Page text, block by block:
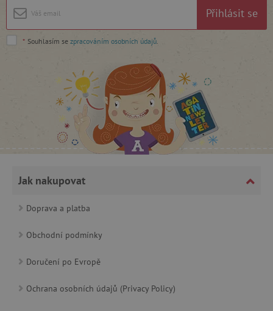
Přihlásit se
* Souhlasím se zpracováním osobních údajů
Jak nakupovat
Doprava a platba
Obchodní podmínky
Doručení po Evropě
Ochrana osobních údajů (Privacy Policy)
CookieScriptConsent
CookieScript
www.agatinsvet.cz